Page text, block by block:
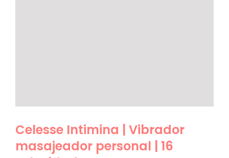
Celesse Intimina | Vibrador
masajeador personal | 16